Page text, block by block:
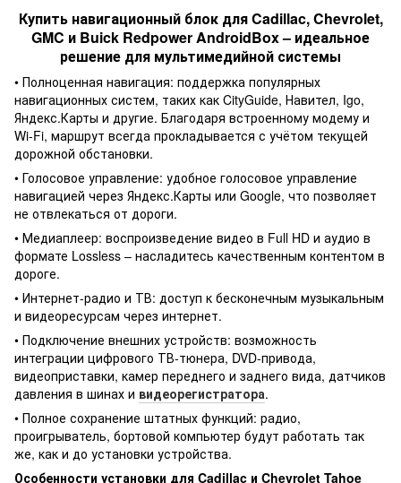
Купить навигационный блок для Cadillac, Chevrolet,
GMC и Buick Redpower AndroidBox – идеальное
решение для мультимедийной системы
• Полноценная навигация: поддержка популярных
навигационных систем, таких как CityGuide, Навител, Igo,
Яндекс.Карты и другие. Благодаря встроенному модему и
Wi-Fi, маршрут всегда прокладывается с учётом текущей
дорожной обстановки.
• Голосовое управление: удобное голосовое управление
навигацией через Яндекс.Карты или Google, что позволяет
не отвлекаться от дороги.
• Медиаплеер: воспроизведение видео в Full HD и аудио в
формате Lossless – насладитесь качественным контентом в
дороге.
• Интернет-радио и ТВ: доступ к бесконечным музыкальным
и видеоресурсам через интернет.
• Подключение внешних устройств: возможность
интеграции цифрового ТВ-тюнера, DVD-привода,
видеоприставки, камер переднего и заднего вида, датчиков
давления в шинах и видеорегистратора.
• Полное сохранение штатных функций: радио,
проигрыватель, бортовой компьютер будут работать так
же, как и до установки устройства.
Особенности установки для Cadillac и Chevrolet Tahoe